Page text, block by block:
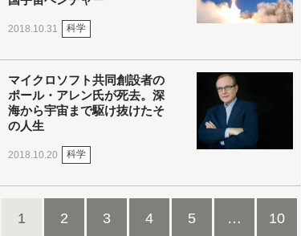
2018.10.31 科学
マイクロソフト共同創設者の
ポール・アレン氏が死去。深
海から宇宙まで駆け抜けたそ
の人生
2018.10.20 科学
1 2 3 4 5 … 10